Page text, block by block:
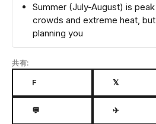
Summer (July-August) is
crowds and extreme heat,
planning you
共有:
F 𝕏
💬 ✈